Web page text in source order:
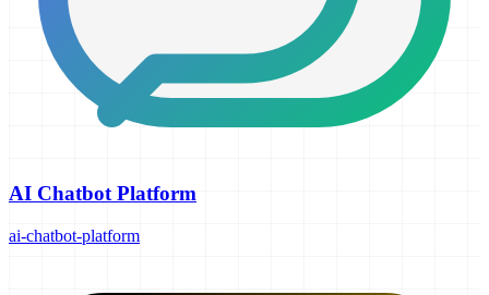
AI Chatbot Platform
ai-chatbot-platform